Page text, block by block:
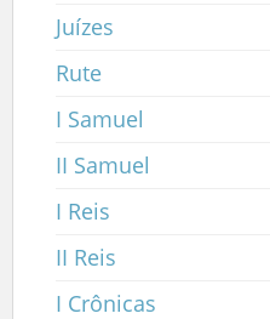
Juízes
Rute
I Samuel
II Samuel
I Reis
II Reis
I Crônicas